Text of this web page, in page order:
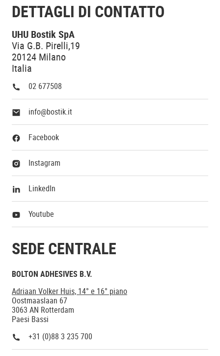
DETTAGLI DI CONTATTO
UHU Bostik SpA
Via G.B. Pirelli,19
20124 Milano
Italia
02 677508
info@bostik.it
Facebook
Instagram
LinkedIn
Youtube
SEDE CENTRALE
BOLTON ADHESIVES B.V.
Adriaan Volker Huis, 14° e 16° piano
Oostmaaslaan 67
3063 AN Rotterdam
Paesi Bassi
+31 (0)88 3 235 700